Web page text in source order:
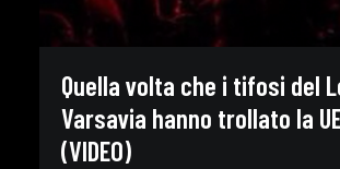
Quella volta che i tifosi del
Varsavia hanno trollato la
(VIDEO)